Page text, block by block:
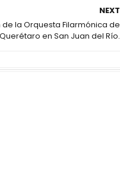
NEXT
la Orquesta Filarmónica de
Querétaro en San Juan del Río.